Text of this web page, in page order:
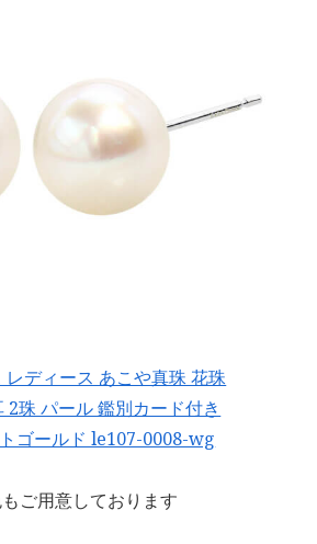
レディース あこや真珠 花珠
珠 パール 鑑別カード付き
ゴールド le107-0008-wg
ご用意しております